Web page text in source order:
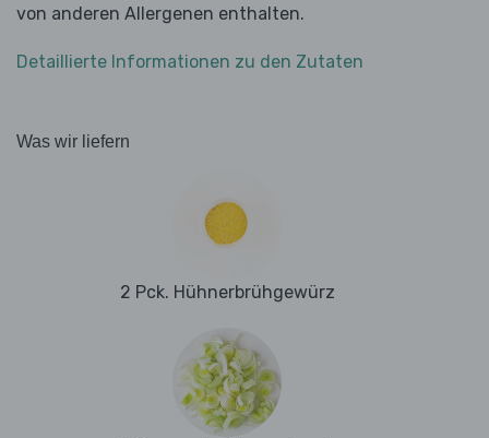
von anderen Allergenen enthalten.
Detaillierte Informationen zu den Zutaten
Was wir liefern
2 Pck. Hühnerbrühgewürz